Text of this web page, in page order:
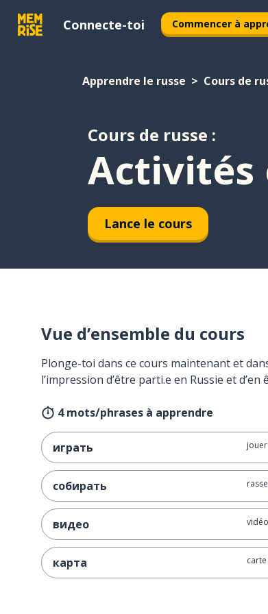
Connecte-toi Commencer à
Apprendre le russe Cours de
Cours de russe :
Activités
Lance le cours
Vue d’ensemble du cours
Plonge-toi dans ce cours maintenant et
l’impression d’être parti.e en Russie et d’en
4 mots/phrases à apprendre
играть jouer
собирать
видео vidéo
карта carte